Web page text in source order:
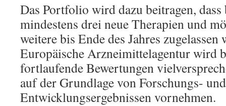
Das Portfolio wird dazu beitragen,
mindestens drei neue Therapien und
weitere bis Ende des Jahres zugelassen
Europäische Arzneimittelagentur wird
fortlaufende Bewertungen
auf der Grundlage von Forschungs- und
Entwicklungsergebnissen vornehmen.